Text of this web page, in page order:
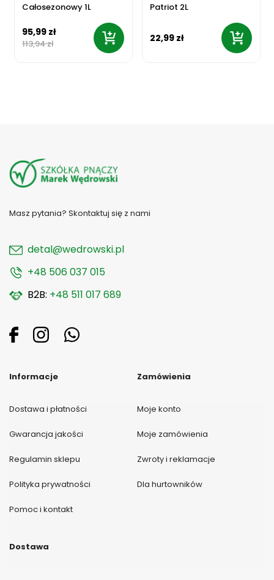
Całosezonowy 1L
95,99 zł
113,94 zł
Patriot 2L
22,99 zł
Masz pytania? Skontaktuj się z nami
detal@wedrowski.pl
+48 506 037 015
B2B: +48 511 017 689
Informacje
Dostawa i płatności
Gwarancja jakości
Regulamin sklepu
Polityka prywatności
Pomoc i kontakt
Zamówienia
Moje konto
Moje zamówienia
Zwroty i reklamacje
Dla hurtowników
Dostawa